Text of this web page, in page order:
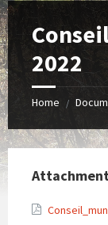
2022
Home /